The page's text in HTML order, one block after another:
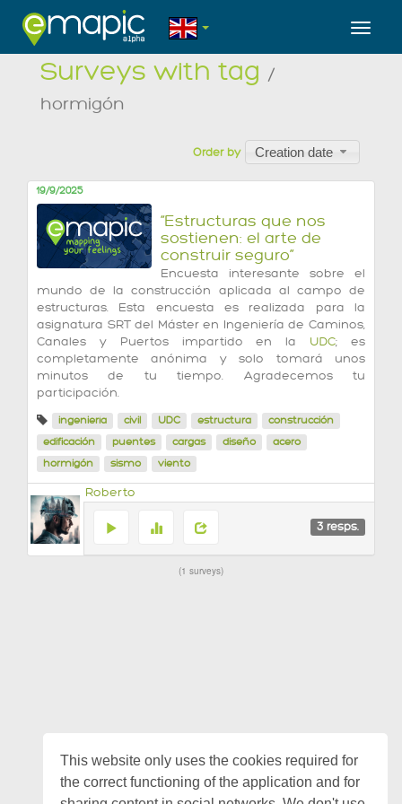
This website only uses the cookies required for
the correct functioning of the application and for
Surveys with tag /
hormigón
Order by Creation date
19/9/2025
“Estructuras que nos
sostienen: el arte de
construir seguro”
Encuesta interesante sobre el
mundo de la construcción aplicada al campo de
estructuras. Esta encuesta es realizada para la
asignatura SRT del Máster en Ingeniería de Caminos,
Canales y Puertos impartido en la UDC; es
completamente anónima y solo tomará unos
minutos de tu tiempo. Agradecemos tu
participación.
ingeniería civil UDC estructura
construcción
edificación
puentes cargas diseño
acero
hormigón
sismo viento
Roberto
3 resps.
1 surveys